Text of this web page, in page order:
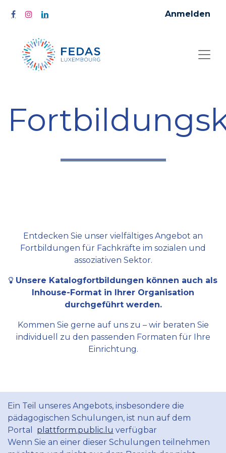
Anmelden
Entdecken Sie unser vielfältiges Angebot an
Fortbildungen für Fachkräfte im sozialen und
assoziativen Sektor.
Unsere Katalogfortbildungen können auch als
Inhouse-Format in Ihrer Organisation
durchgeführt werden.
Kommen Sie gerne auf uns zu – wir beraten Sie
individuell zu den passenden Formaten für Ihre
Einrichtung.
Ein Teil unseres Angebots, insbesondere die
pädagogischen Schulungen, ist nun auf dem
Portal plattform.public.lu verfügbar
Wenn Sie an einer dieser Schulungen teilnehmen